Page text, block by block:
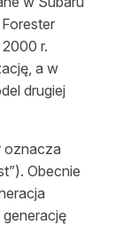
r.
a w
drugiej
oznacza
Obecnie